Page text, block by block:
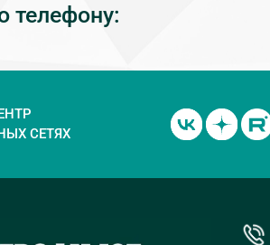
телефону:
СЕТЯХ